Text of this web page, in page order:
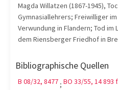
Magda Willatzen (1867-1945),
Gymnasiallehrers; Freiwilliger
Verwundung in Flandern; Tod
dem Riensberger Friedhof in
Bibliographische Quellen
B 08/32, 8477 ; BO 33/55, 14 893 f.